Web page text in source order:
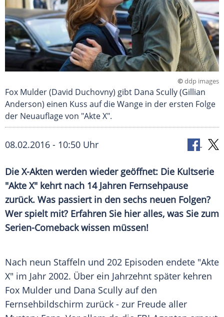
©ddp images
Fox Mulder (David Duchovny) gibt Dana Scully (Gillian
Anderson) einen Kuss auf die Wange in der ersten Folge
der Neuauflage von "Akte X".
08.02.2016 - 10:50 Uhr
Die X-Akten werden wieder geöffnet: Die Kultserie
"Akte X" kehrt nach 14 Jahren Fernsehpause
zurück. Was passiert in den sechs neuen Folgen?
Wer spielt mit? Erfahren Sie hier alles, was Sie zum
Serien-Comeback wissen müssen!
Nach neun Staffeln und 202 Episoden endete "Akte
X" im Jahr 2002. Über ein Jahrzehnt später kehren
Fox Mulder und Dana Scully auf den
Fernsehbildschirm zurück - zur Freude aller